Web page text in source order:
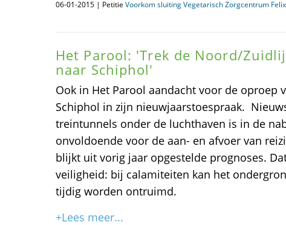
06-01-2015 | Petitie Voorkom sluiting Vegetarisch Zorgcentrum
Het Parool: 'Trek de Noord/
naar Schiphol'
Ook in Het Parool aandacht voor de oproep
Schiphol in zijn nieuwjaarstoespraak.
treintunnels onder de luchthaven is in de
onvoldoende voor de aan- en afvoer van
blijkt uit vorig jaar opgestelde prognoses.
veiligheid: bij calamiteiten kan het
tijdig worden ontruimd.
+Lees meer...